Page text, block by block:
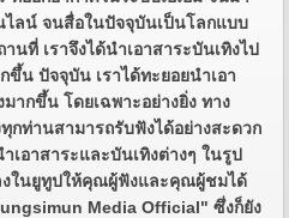
ไลน์ จนสื่อในปัจจุบันเป็นโลกแบบ
นที่ เราจึงได้นำเอาสาระบันเทิงไป
น ปัจจุบัน เราได้ทะยอยนำเอา
ากขึ้น โดยเฉพาะอย่างยิ่ง ทาง
กท่านสามารถรับฟังได้อย่างสะดวก
เอาสาระและบันเทิงต่างๆ ในรูป
ในยูทูปให้คุณผู้ฟังและคุณผู้ชมได้
Media Official" ซึ่งก็ยัง